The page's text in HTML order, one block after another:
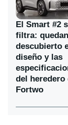
El Smart #2
filtra:
descubierto
diseño y las
del heredero
Fortwo